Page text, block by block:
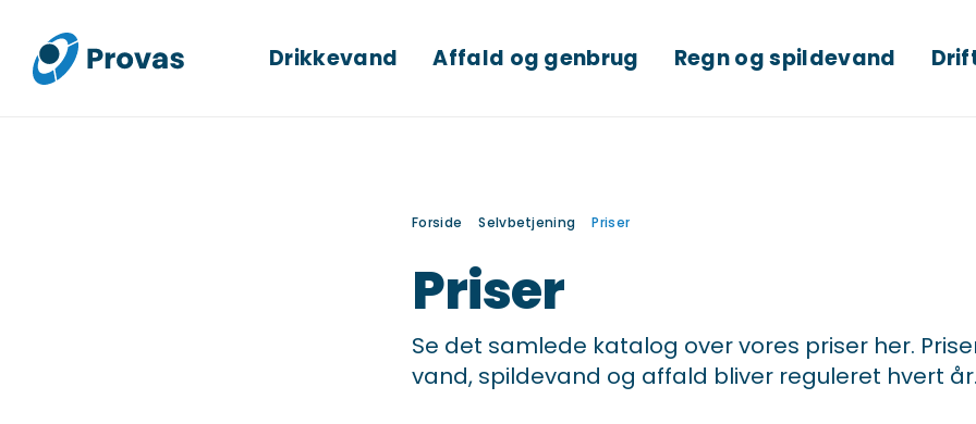
Drikkevand Affald og genbrug Regn og spildevand
Forside Selvbetjening Priser
Priser
Se det samlede katalog over vores priser her.
vand, spildevand og affald bliver reguleret hvert